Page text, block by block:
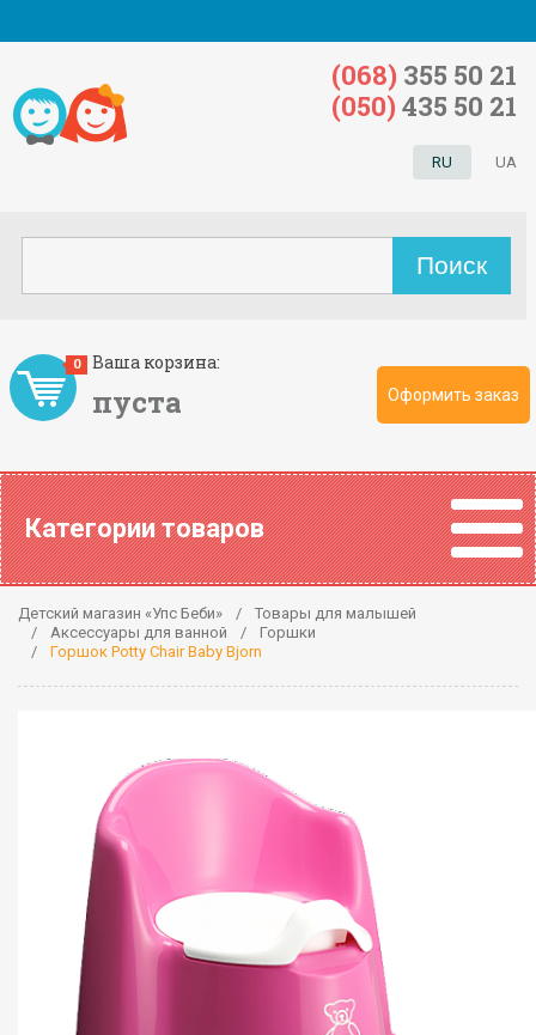
Ваша корзина:
пуста
0
Оформить заказ
RU UA
(068) 355 50 21
(050) 435 50 21
Категории товаров
Детский магазин «Упс Беби»
Товары для малышей
Аксессуары для ванной
Горшки
Горшок Potty Chair Baby Bjorn